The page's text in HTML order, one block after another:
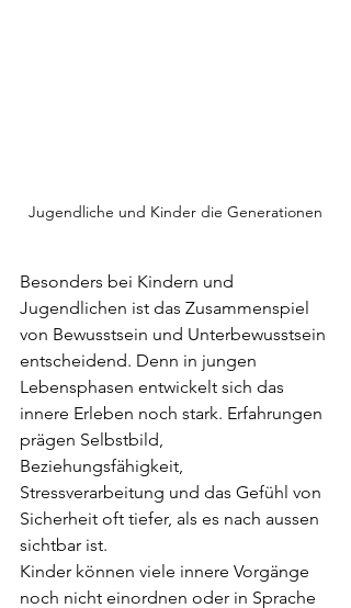
Jugendliche und Kinder die Generationen
Besonders bei Kindern und
Jugendlichen ist das Zusammenspiel
von Bewusstsein und Unterbewusstsein
entscheidend. Denn in jungen
Lebensphasen entwickelt sich das
innere Erleben noch stark. Erfahrungen
prägen Selbstbild,
Beziehungsfähigkeit,
Stressverarbeitung und das Gefühl von
Sicherheit oft tiefer, als es nach aussen
sichtbar ist.
Kinder können viele innere Vorgänge
noch nicht einordnen oder in Sprache